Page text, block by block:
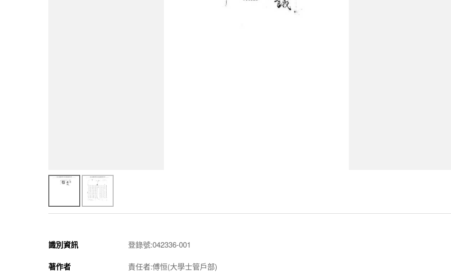
識別資訊 登錄號:042336-001
著作者 責任者:傅恒(大學士管戶部)